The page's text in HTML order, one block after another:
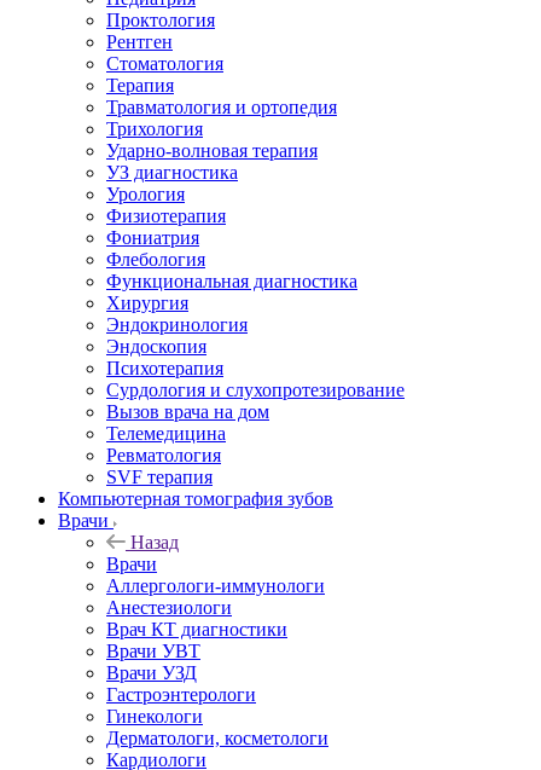
Проктология
Рентген
Стоматология
Терапия
Травматология и ортопедия
Трихология
Ударно-волновая терапия
УЗ диагностика
Урология
Физиотерапия
Фониатрия
Флебология
Функциональная диагностика
Хирургия
Эндокринология
Эндоскопия
Психотерапия
Сурдология и слухопротезирование
Вызов врача на дом
Телемедицина
Ревматология
SVF терапия
Компьютерная томография зубов
Врачи
Назад
Врачи
Аллергологи-иммунологи
Анестезиологи
Врач КТ диагностики
Врачи УВТ
Врачи УЗД
Гастроэнтерологи
Гинекологи
Дерматологи, косметологи
Кардиологи